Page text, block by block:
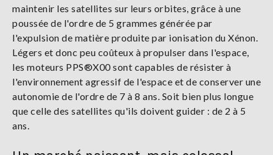
maintenir les satellites sur leurs orbites, grâce à une
poussée de l'ordre de 5 grammes générée par
l'expulsion de matière produite par ionisation du Xénon.
Légers et donc peu coûteux à propulser dans l'espace,
les moteurs PPS®X00 sont capables de résister à
l'environnement agressif de l'espace et de conserver une
autonomie de l'ordre de 7 à 8 ans. Soit bien plus longue
que celle des satellites qu'ils doivent guider : de 2 à 5
ans.